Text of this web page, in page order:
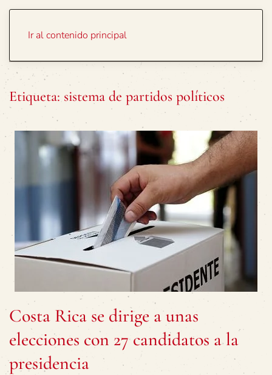
Ir al contenido principal
Etiqueta: sistema de partidos políticos
Costa Rica se dirige a unas
elecciones con 27 candidatos a la
presidencia